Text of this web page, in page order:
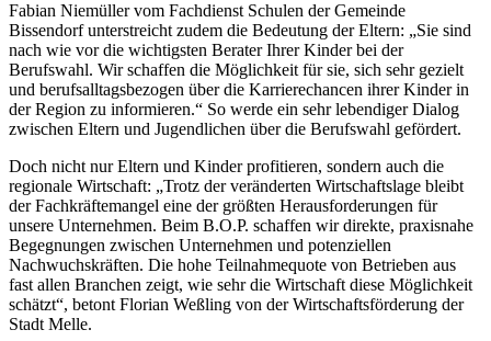
Fabian Niemüller vom Fachdienst Schulen der Gemeinde
Bissendorf unterstreicht zudem die Bedeutung der Eltern: „Sie sind
nach wie vor die wichtigsten Berater Ihrer Kinder bei der
Berufswahl. Wir schaffen die Möglichkeit für sie, sich sehr gezielt
und berufsalltagsbezogen über die Karrierechancen ihrer Kinder in
der Region zu informieren.“ So werde ein sehr lebendiger Dialog
zwischen Eltern und Jugendlichen über die Berufswahl gefördert.
Doch nicht nur Eltern und Kinder profitieren, sondern auch die
regionale Wirtschaft: „Trotz der veränderten Wirtschaftslage bleibt
der Fachkräftemangel eine der größten Herausforderungen für
unsere Unternehmen. Beim B.O.P. schaffen wir direkte, praxisnahe
Begegnungen zwischen Unternehmen und potenziellen
Nachwuchskräften. Die hohe Teilnahmequote von Betrieben aus
fast allen Branchen zeigt, wie sehr die Wirtschaft diese Möglichkeit
schätzt“, betont Florian Weßling von der Wirtschaftsförderung der
Stadt Melle.